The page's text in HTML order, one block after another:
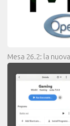
Mesa 26.2: la